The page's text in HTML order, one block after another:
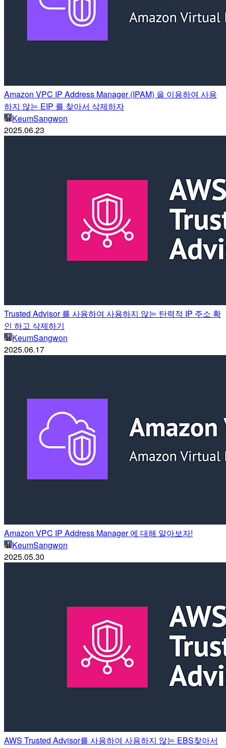
Amazon VPC IP Address Manager (IPAM) 을 이용하여 사용
하지 않는 EIP 를 찾아서 삭제하자
KeumSangwon
2025.06.23
Trusted Advisor 를 사용하여 사용하지 않는 탄력적 IP 주소 확
인 하고 삭제하기
KeumSangwon
2025.06.17
Amazon VPC IP Address Manager 에 대해 알아보자!
KeumSangwon
2025.05.30
AWS Trusted Advisor를 사용하여 사용하지 않는 EBS찾아서